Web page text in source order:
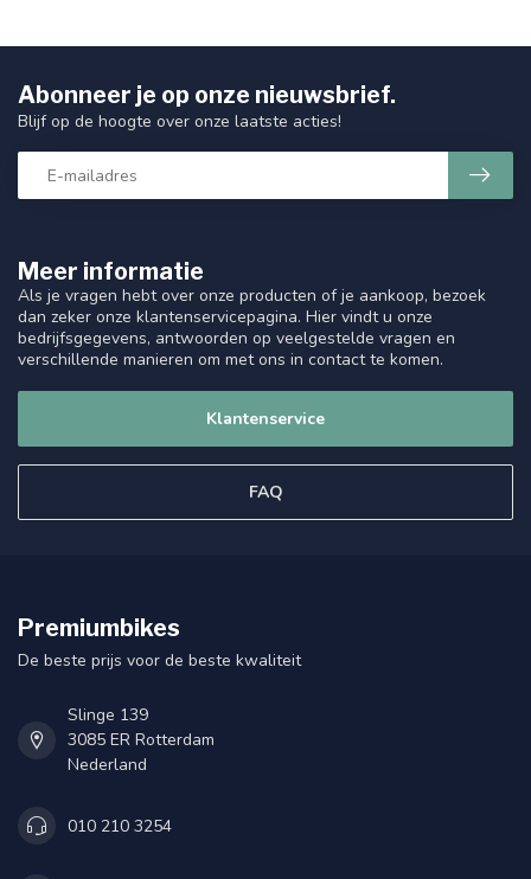
Meer informatie
Als je vragen hebt over onze producten of je aankoop, bezoek
dan zeker onze klantenservicepagina. Hier vindt u onze
bedrijfsgegevens, antwoorden op veelgestelde vragen en
verschillende manieren om met ons in contact te komen.
Klantenservice
FAQ
Abonneer je op onze nieuwsbrief.
Blijf op de hoogte over onze laatste acties!
Premiumbikes
De beste prijs voor de beste kwaliteit
Slinge 139
3085 ER Rotterdam
Nederland
010 210 3254